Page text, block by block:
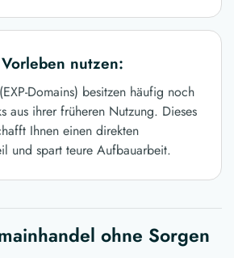
nutzen:
Domains) besitzen häufig noch
aus ihrer früheren Nutzung. Dieses
Ihnen einen direkten
und spart teure Aufbauarbeit.
ohne Sorgen